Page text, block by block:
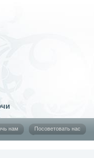
нам Посоветовать нас